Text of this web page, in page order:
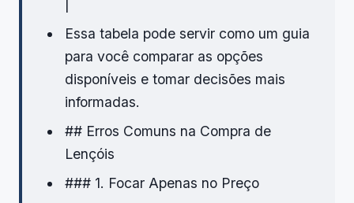
Essa tabela pode servir como um guia
para você comparar as opções
disponíveis e tomar decisões mais
informadas.
## Erros Comuns na Compra de
Lençóis
### 1. Focar Apenas no Preço